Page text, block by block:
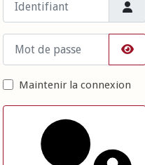
Maintenir la connexion